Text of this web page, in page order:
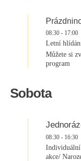
08:30 - 17:00
Letní
Můžete si
program
Sobota
08:30 - 16:30
Individuální
akce/